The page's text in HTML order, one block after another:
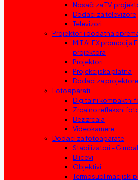
Nosači za TV,
Dodaci za televizore
Televizori
Projektori i dodatna
MIT ALEX promocija
projektora
Projektori
Projekcijska platna
Dodaci za projektore
Fotoaparati
Digitalni kompaktni
Zrcalno refleksni
Bez zrcala
Videokamere
Dodaci za fotoaparate
Stabilizatori –
Blicevi
Objektivi
Termosublimacijski